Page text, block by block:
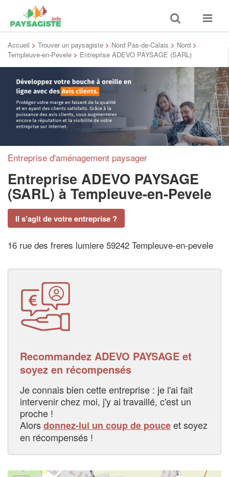
Toggle
search
Toggle
Accueil > Trouver un paysagiste > Nord Pas-de-Calais > Nord >
Templeuve-en-Pevele > Entreprise ADEVO PAYSAGE (SARL)
Entreprise d'aménagement paysager
Entreprise ADEVO PAYSAGE
(SARL) à Templeuve-en-Pevele
Il s'agit de votre entreprise ?
16 rue des freres lumiere 59242 Templeuve-en-pevele
Recommandez ADEVO PAYSAGE et
soyez en récompensés
Je connais bien cette entreprise : je l'ai fait
intervenir chez moi, j'y ai travaillé, c'est un
proche !
Alorsdonnez-lui un coup de pouceet soyez
en récompensés !